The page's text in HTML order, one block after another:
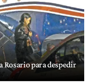
Rosario para despedir